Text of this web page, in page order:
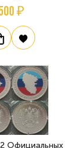
₽
Официальных